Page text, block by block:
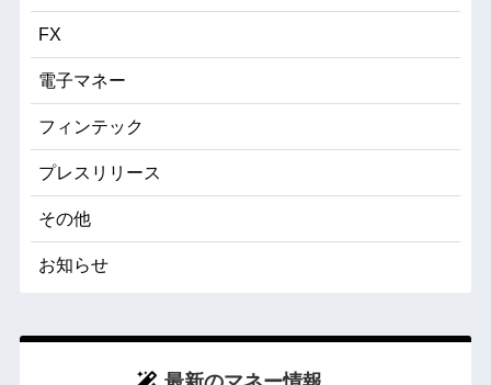
FX
電子マネー
フィンテック
プレスリリース
その他
お知らせ